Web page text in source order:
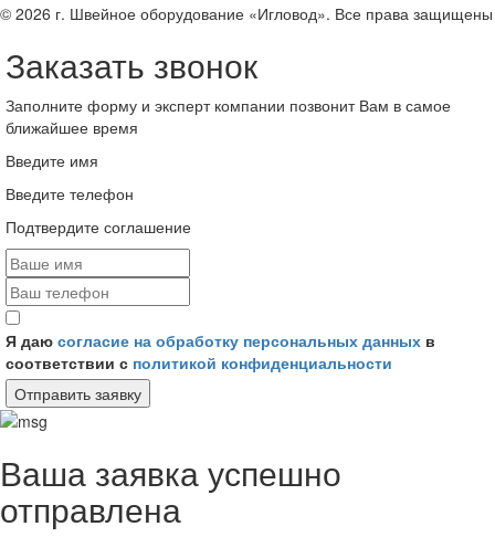
© 2026 г. Швейное оборудование «Игловод». Все права защищены
Заказать звонок
Заполните форму и эксперт компании позвонит Вам в самое
ближайшее время
Введите имя
Введите телефон
Подтвердите соглашение
Я даю согласие на обработку персональных данных в
соответствии с политикой конфиденциальности
Отправить заявку
Ваша заявка успешно
отправлена